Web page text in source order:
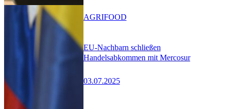
EU-Nachbarn schließen
Handelsabkommen mit Mercosur
03.07.2025
AGRIFOOD